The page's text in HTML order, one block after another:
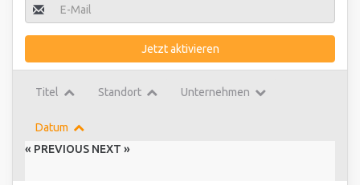
Jetzt aktivieren
Titel Standort Unternehmen
Datum
« PREVIOUS NEXT »